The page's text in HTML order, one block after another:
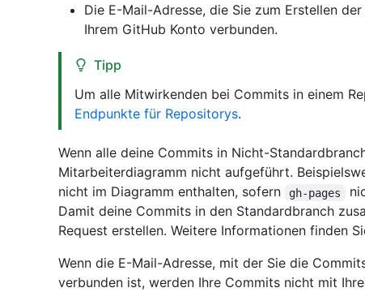
Die E-Mail-Adresse, die Sie zum Erstellen
Ihrem GitHub Konto verbunden.
Tipp
Um alle Mitwirkenden bei Commits in einem
Endpunkte für Repositorys.
Wenn alle deine Commits in Nicht-
Mitarbeiterdiagramm nicht aufgeführt.
nicht im Diagramm enthalten, sofern
gh-pages
Damit deine Commits in den Standardbranch
Request erstellen. Weitere Informationen finden
Wenn die E-Mail-Adresse, mit der Sie die
verbunden ist, werden Ihre Commits nicht mit